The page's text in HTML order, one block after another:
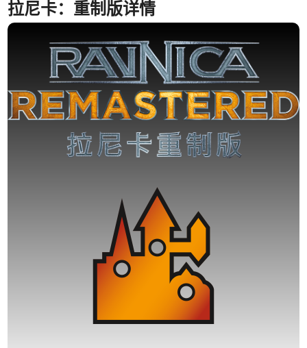
拉尼卡：重制版详情